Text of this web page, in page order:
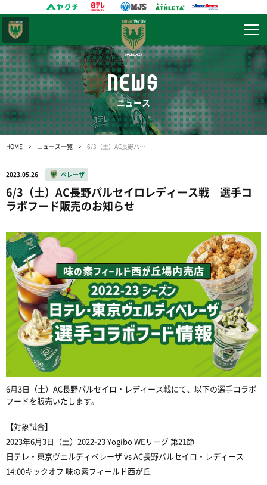
NEWS
ニュース
HOME ニュース一覧 6/3（土）AC長野パルセイロレディース戦 選手コラボフード販売のお知らせ
2023.05.26 ベレーザ
6/3（土）AC長野パルセイロレディース戦 選手コ
ラボフード販売のお知らせ
6月3日（土）AC長野パルセイロ・レディース戦にて、以下の選手コラボ
フードを販売いたします。
【対象試合】
2023年6月3日（土）2022-23 Yogibo WEリーグ 第21節
日テレ・東京ヴェルディベレーザ vs AC長野パルセイロ・レディース
14:00キックオフ 味の素フィールド西が丘